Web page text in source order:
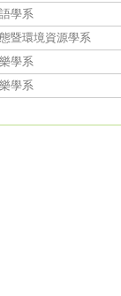
學系
暨環境資源學系
學系
學系